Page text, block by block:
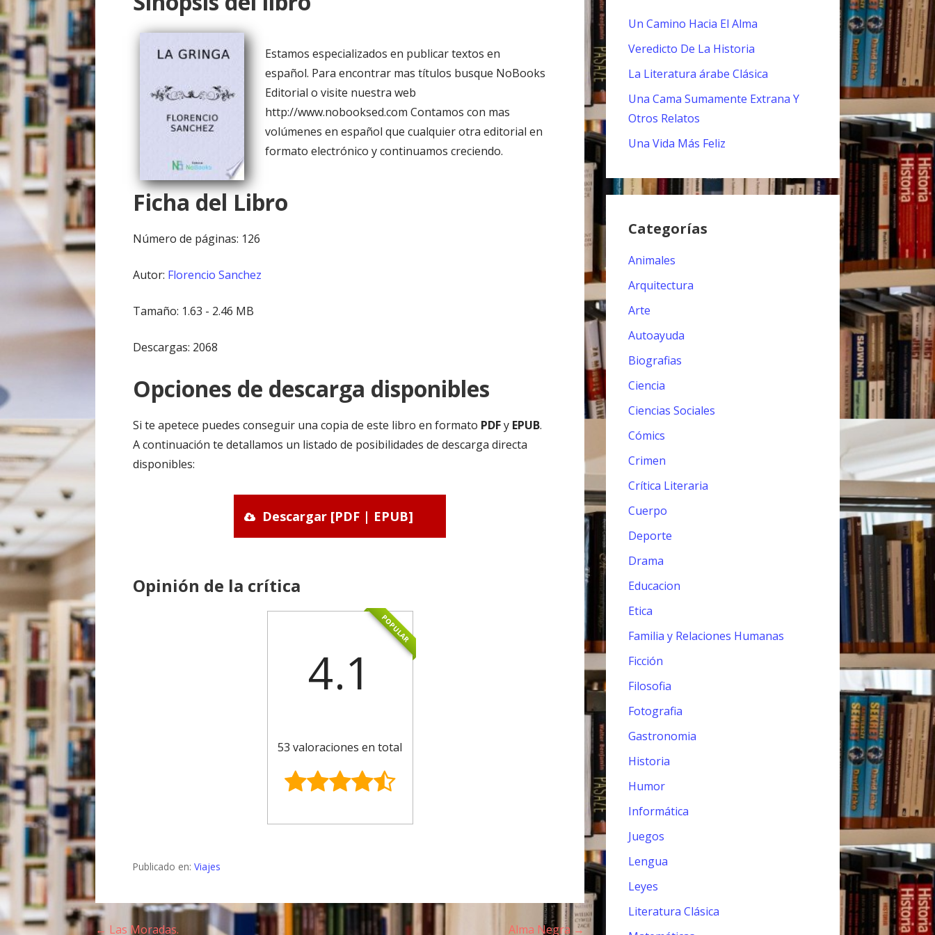
o
Estamos especializados en publicar textos en
español. Para encontrar mas títulos busque NoBooks
Editorial o visite nuestra web
http://www.nobooksed.com Contamos con mas
volúmenes en español que cualquier otra editorial en
formato electrónico y continuamos creciendo.
Ficha del Libro
Número de páginas: 126
Autor: Florencio Sanchez
Tamaño: 1.63 - 2.46 MB
Descargas: 2068
Opciones de descarga disponibles
Si te apetece puedes conseguir una copia de este libro en formato PDFy EPUB.
A continuación te detallamos un listado de posibilidades de descarga directa
disponibles:
Descargar [PDF | EPUB]
Opinión de la crítica
POPULAR
4.1
53 valoraciones en total
Publicado en:Viajes
← Las Moradas. Alma Negra →
Un Camino Hacia El Alma
Veredicto De La Historia
La Literatura árabe Clásica
Una Cama Sumamente Extrana Y
Otros Relatos
Una Vida Más Feliz
Categorías
Animales
Arquitectura
Arte
Autoayuda
Biografias
Ciencia
Ciencias Sociales
Cómics
Crimen
Crítica Literaria
Cuerpo
Deporte
Drama
Educacion
Etica
Familia y Relaciones Humanas
Ficción
Filosofia
Fotografia
Gastronomia
Historia
Humor
Informática
Juegos
Lengua
Leyes
Literatura Clásica